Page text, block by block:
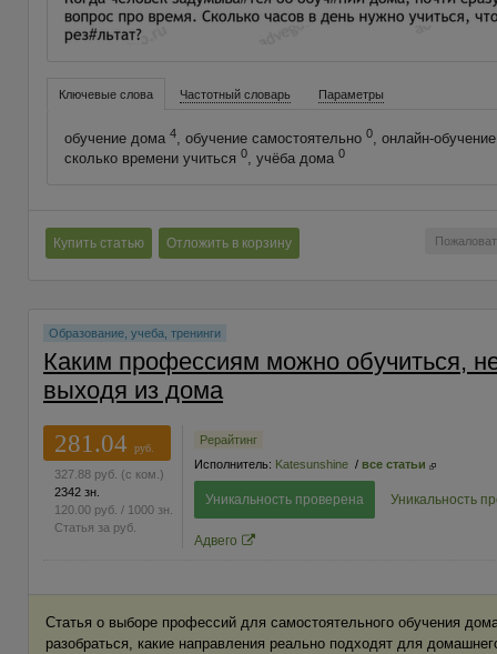
Ключевые слова Частотный словарь Параметры
обучение дома 4, обучение самостоятельно 0, онлайн-
сколько времени учиться 0, учёба дома 0
Купить статью Отложить в корзину
Образование, учеба, тренинги
Каким профессиям можно обучиться,
выходя из дома
281.04
руб.
327.88 руб. (с ком.)
2342 зн.
120.00 руб. / 1000 зн.
Статья за руб.
Рерайтинг
Исполнитель: Katesunshine / все статьи
Уникальность проверена Уникальность
Адвего
Статья о выборе профессий для самостоятельного обучения
разобраться, какие направления реально подходят для